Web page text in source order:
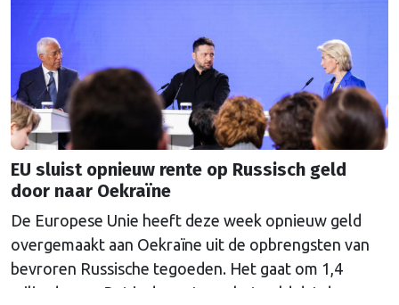
EU sluist opnieuw rente op Russisch geld
door naar Oekraïne
De Europese Unie heeft deze week opnieuw geld
overgemaakt aan Oekraïne uit de opbrengsten van
bevroren Russische tegoeden. Het gaat om 1,4
miljard euro. Dat is de rente op het geld dat de